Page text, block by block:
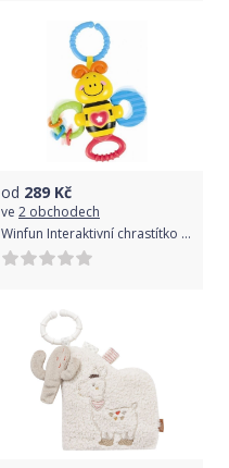
od 289 Kč
ve 2 obchodech
Winfun Interaktivní chrastítko Včelka